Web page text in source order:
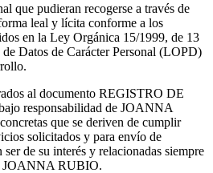
que pudieran recogerse a través de
leal y lícita conforme a los
en la Ley Orgánica 15/1999, de 13
Datos de Carácter Personal (LOPD)
al documento REGISTRO DE
responsabilidad de JOANNA
que se deriven de cumplir
solicitados y para envío de
de su interés y relacionadas siempre
JOANNA RUBIO.